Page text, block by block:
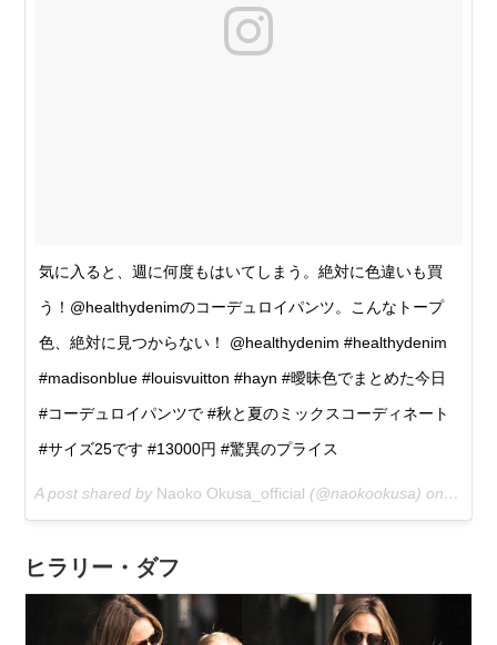
気に入ると、週に何度もはいてしまう。絶対に色違いも買
う！@healthydenimのコーデュロイパンツ。こんなトープ
色、絶対に見つからない！ @healthydenim #healthydenim
#madisonblue #louisvuitton #hayn #曖昧色でまとめた今日
#コーデュロイパンツで #秋と夏のミックスコーディネート
#サイズ25です #13000円 #驚異のプライス
A post shared by Naoko Okusa_official (@naokookusa) on Sep
ヒラリー・ダフ